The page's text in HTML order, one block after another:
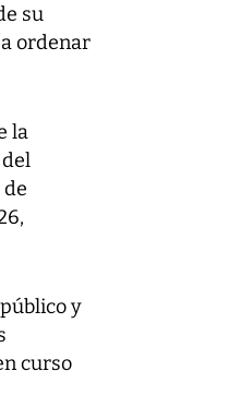
su
ordenar
la
y
curso